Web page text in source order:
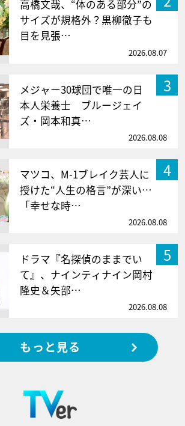
高橋文哉、“体のある部分”の
サイズが規格外？黒柳徹子も
目を見張…
2026.08.07
3
メジャー30球団で唯一の日
本人栄養士 ブルージェイ
ズ・岡本和真…
2026.08.08
4
マツコ、M-1ブレイク芸人に
授けた“人生の格言”が深い…
「幸せな時…
2026.08.08
5
ドラマ『名探偵のままでい
て』、ナインティナイン岡村
隆史＆矢部…
2026.08.08
もっと見る